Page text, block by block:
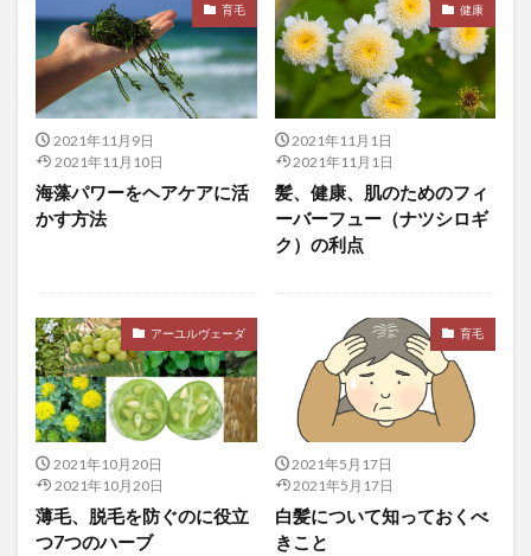
テストステロンのテスト
テストステロンレベル
テストステロン注入療法
テストステロン注射
テストステロン療法
テストヒール
テスト効果
デッドリフト
デトックス
デトックスウォーター
デトックス食品
デノミネーション
デバイスフリー
デフレ対策
デフレ脱却
デューイ
テレビ
テレワーク
デング熱ウィルス
デンタルケア
デンタルフロス
ドーシャ
ドーパミン
ドーパミンシステム
ドーパミン分泌
ドーパミン系
ドーピング
トーマス・Ｍ・キャンベル
ドイツ
トイプロブレ
ドクターベジフル青汁
とちおとめ
ドニエプル川
トピックモデル
トファシチニブ
トマピケティ
どもり
ドライアイ
トラヴィスブラッドベリー
トラウマ
ドラッグストア
育毛
2021年11月9日
2021年11月10日
海藻パワーをヘアケアに活
かす方法
健康
2021年11月1日
2021年11月1日
髪、健康、肌のためのフィ
ーバーフュー（ナツシロギ
ク）の利点
アーユルヴェーダ
2021年10月20日
2021年10月20日
薄毛、脱毛を防ぐのに役立
つ7つのハーブ
育毛
2021年5月17日
2021年5月17日
白髪について知っておくべ
きこと